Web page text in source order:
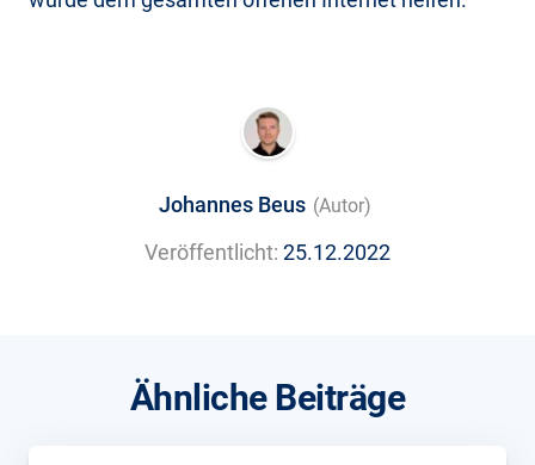
Johannes Beus (Autor)
Veröffentlicht: 25.12.2022
Ähnliche Beiträge